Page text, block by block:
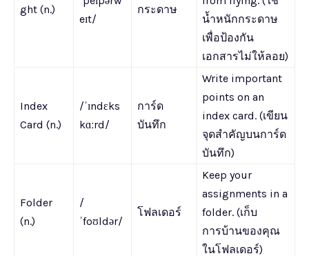
ght (n.)
eɪt/
กระดาษ
น้ำหนักกระดาษ
เพื่อป้องกัน
เอกสารไม่ให้ลอย)
Index
Card (n.)
/ˈɪndɛks
kɑːrd/
การ์ด
บันทึก
Write important
points on an
index card. (เขียน
จุดสำคัญบนการ์ด
บันทึก)
Folder
(n.)
/
ˈfoʊldər/
โฟลเดอร์
Keep your
assignments in a
folder. (เก็บ
การบ้านของคุณ
ในโฟลเดอร์)